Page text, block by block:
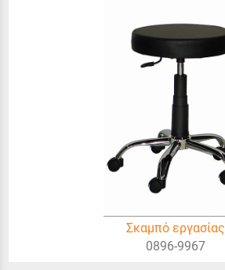
Σκαμπό εργασίας
0896-9967